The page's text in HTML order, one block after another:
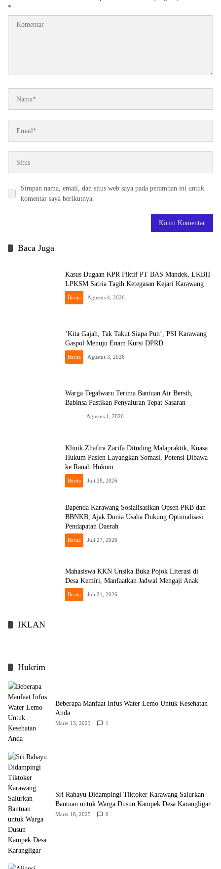
*
Simpan nama, email, dan situs web saya pada peramban ini untuk
komentar saya berikutnya.
Baca Juga
Kasus Dugaan KPR Fiktif PT BAS Mandek, LKBH
LPKSM Satria Tagih Ketegasan Kejari Karawang
Berita Agustus 4, 2026
‘Kita Gajah, Tak Takut Siapa Pun’, PSI Karawang
Gaspol Menuju Enam Kursi DPRD
Berita Agustus 3, 2026
Warga Tegalwaru Terima Bantuan Air Bersih,
Babinsa Pastikan Penyaluran Tepat Sasaran
Agustus 1, 2026
Klinik Zhafira Zarifa Dituding Malapraktik, Kuasa
Hukum Pasien Layangkan Somasi, Potensi Dibawa
ke Ranah Hukum
Berita Juli 28, 2026
Bapenda Karawang Sosialisasikan Opsen PKB dan
BBNKB, Ajak Dunia Usaha Dukung Optimalisasi
Pendapatan Daerah
Berita Juli 27, 2026
Mahasiswa KKN Unsika Buka Pojok Literasi di
Desa Kemiri, Manfaatkan Jadwal Mengaji Anak
Berita Juli 21, 2026
IKLAN
Hukrim
Beberapa Manfaat Infus Water Lemo Untuk Kesehatan
Anda
Maret 13, 2023 1
Sri Rahayu Didampingi Tiktoker Karawang Salurkan
Bantuan untuk Warga Dusun Kampek Desa Karangligar
Maret 18, 2025 0